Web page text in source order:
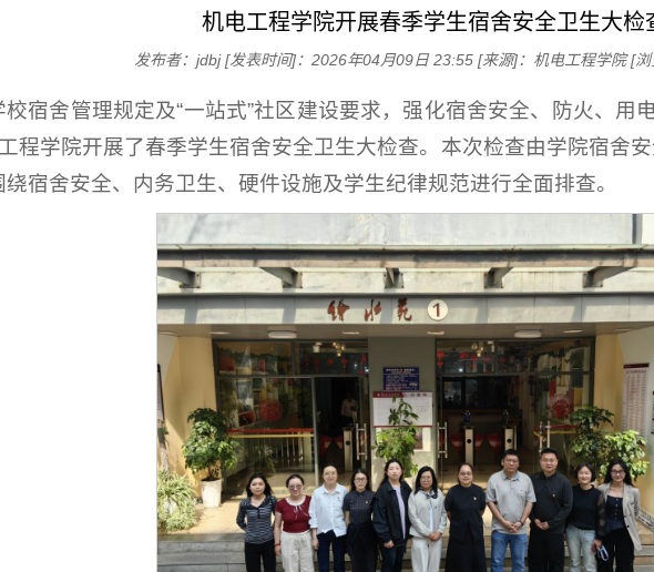
机电工程学院开展春季学生宿舍安全卫生大检
发布者：jdbj [发表时间]：2026年04月09日 23:55 [来源]：机电工程学院[浏
校宿舍管理规定及“一站式”社区建设要求，强化宿舍安全、防火、用
程学院开展了春季学生宿舍安全卫生大检查。本次检查由学院宿舍
宿舍安全、内务卫生、硬件设施及学生纪律规范进行全面排查。